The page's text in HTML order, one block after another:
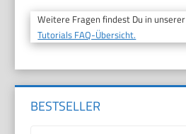
Weitere Fragen findest Du in unserer
Tutorials FAQ-Übersicht.
BESTSELLER